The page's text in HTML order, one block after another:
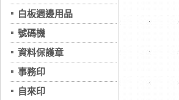
白板週邊用品
號碼機
資料保護章
事務印
自來印